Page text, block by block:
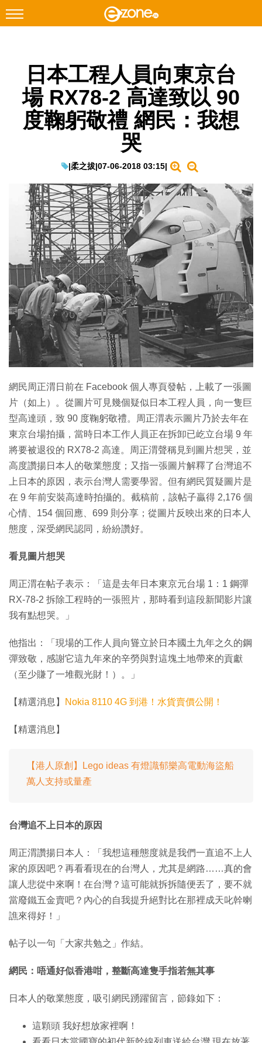
Facebook Instagram
科技焦點
網絡生活
EduTech
IT Times
生成式AI與雲端應用
Enterprise Digital Transformation
特集
日本工程人員向東京台
場 RX78-2 高達致以 90
度鞠躬敬禮 網民：我想
哭
|柔之拔|07-06-2018 03:15|
網民周正渭日前在 Facebook 個人專頁發帖，上載了一張圖
片（如上）。從圖片可見幾個疑似日本工程人員，向一隻巨
型高達頭，致 90 度鞠躬敬禮。周正渭表示圖片乃於去年在
東京台場拍攝，當時日本工作人員正在拆卸已屹立台場 9 年
將要被退役的 RX78-2 高達。周正渭聲稱見到圖片想哭，並
高度讚揚日本人的敬業態度；又指一張圖片解釋了台灣追不
上日本的原因，表示台灣人需要學習。但有網民質疑圖片是
在 9 年前安裝高達時拍攝的。截稿前，該帖子贏得 2,176 個
心情、154 個回應、699 則分享；從圖片反映出來的日本人
態度，深受網民認同，紛紛讚好。
看見圖片想哭
周正渭在帖子表示：「這是去年日本東京元台場 1：1 鋼彈
RX-78-2 拆除工程時的一張照片，那時看到這段新聞影片讓
我有點想哭。」
他指出：「現場的工作人員向聳立於日本國土九年之久的鋼
彈致敬，感謝它這九年來的辛勞與對這塊土地帶來的貢獻
（至少賺了一堆觀光財！）。」
【精選消息】 Nokia 8110 4G 到港！水貨賣價公開！
【精選消息】
【港人原創】Lego ideas 有燈識郁樂高電動海盜船
萬人支持或量產
台灣追不上日本的原因
周正渭讚揚日本人：「我想這種態度就是我們一直追不上人
家的原因吧？再看看現在的台灣人，尤其是網路……真的會
讓人悲從中來啊！在台灣？這可能就拆拆隨便丟了，要不就
當廢鐵五金賣吧？內心的自我提升絕對比在那裡成天叱幹喇
譙來得好！」
帖子以一句「大家共勉之」作結。
網民：唔通好似香港咁，整斷高達隻手指若無其事
日本人的敬業態度，吸引網民踴躍留言，節錄如下：
這顆頭 我好想放家裡啊！